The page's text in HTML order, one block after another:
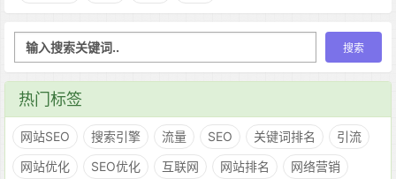
热门标签
网站SEO 搜索引擎 流量 SEO 关键词排名
引流
网站优化
SEO优化 互联网 网站排名
网络营销